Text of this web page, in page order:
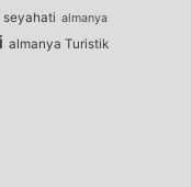
seyahati almanya
almanya Turistik